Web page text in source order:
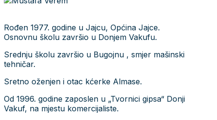
Rođen 1977. godine u Jajcu, Općina Jajce.
Osnovnu školu završio u Donjem Vakufu.
Srednju školu završio u Bugojnu , smjer mašinski
tehničar.
Sretno oženjen i otac kćerke Almase.
Od 1996. godine zaposlen u „Tvornici gipsa“ Donji
Vakuf, na mjestu komercijaliste.